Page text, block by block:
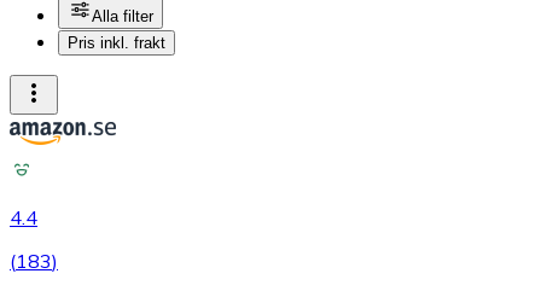
Alla filter
Pris inkl. frakt
4.4
(183)